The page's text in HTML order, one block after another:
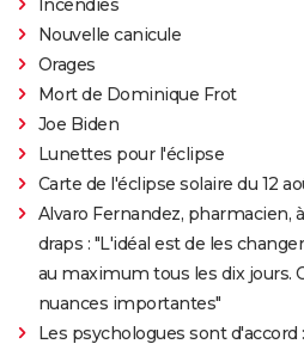
Incendies
Nouvelle canicule
Orages
Mort de Dominique Frot
Joe Biden
Lunettes pour l'éclipse
Carte de l'éclipse solaire du 12
Alvaro Fernandez, pharmacien,
draps : "L'idéal est de les
au maximum tous les dix jours.
nuances importantes"
Les psychologues sont